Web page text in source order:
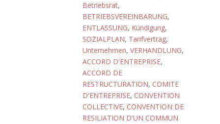
Betriebsrat,
BETRIEBSVEREINBARUNG,
ENTLASSUNG, Kündigung,
SOZIALPLAN, Tarifvertrag,
Unternehmen, VERHANDLUNG,
ACCORD D'ENTREPRISE,
ACCORD DE
RESTRUCTURATION, COMITE
D'ENTREPRISE, CONVENTION
COLLECTIVE, CONVENTION DE
RESILIATION D'UN COMMUN